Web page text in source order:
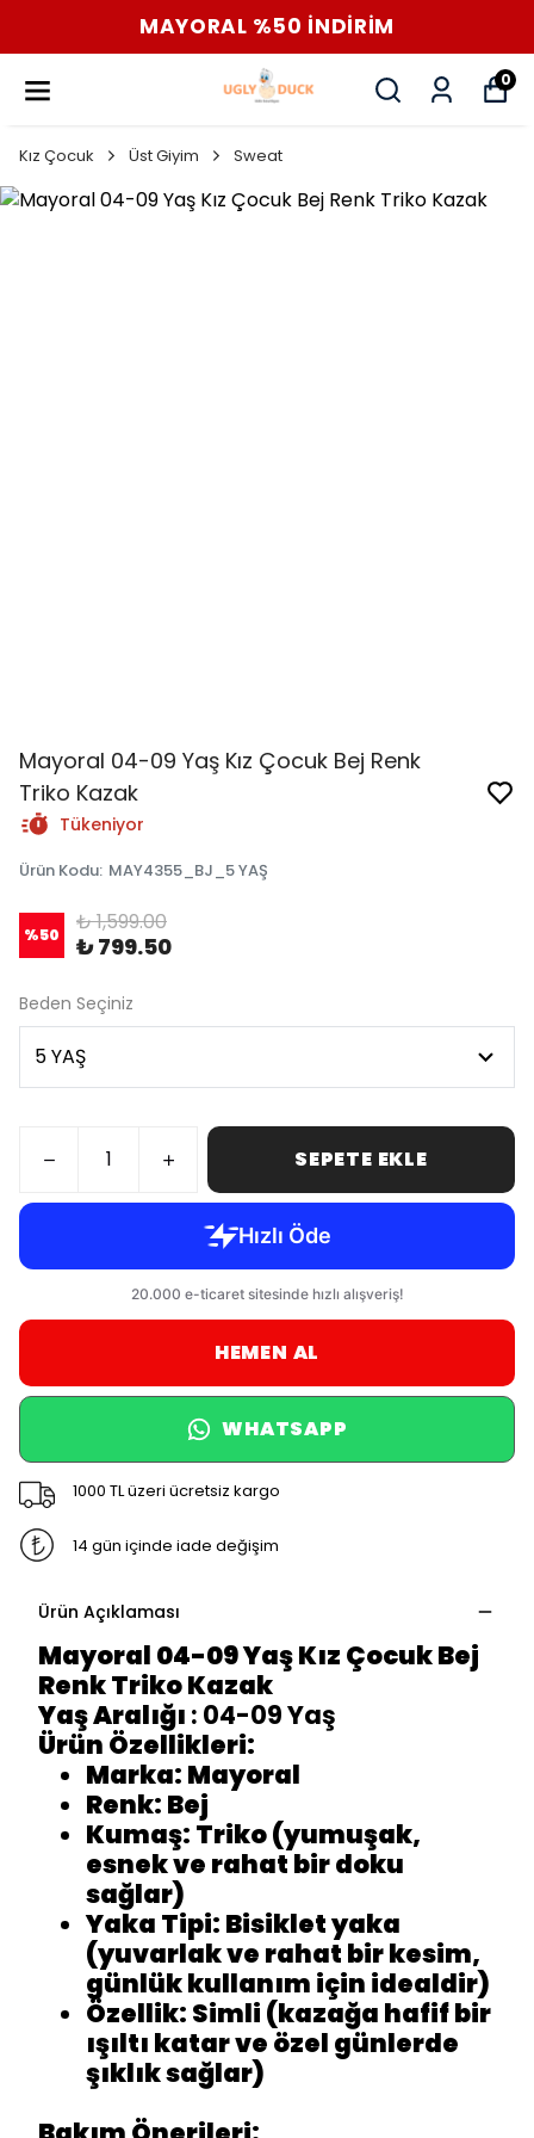
MAYORAL %50 İNDİRİM
0
Kız Çocuk Üst Giyim Sweat
Mayoral 04-09 Yaş Kız Çocuk Bej Renk
Triko Kazak
Tükeniyor
Ürün Kodu: MAY4355_BJ_5 YAŞ
%50 ₺ 1,599.00
₺ 799.50
Beden Seçiniz
SEPETE EKLE
HEMEN AL
WHATSAPP
1000 TL üzeri ücretsiz kargo
14 gün içinde iade değişim
Ürün Açıklaması
Mayoral 04-09 Yaş Kız Çocuk Bej
Renk Triko Kazak
Yaş Aralığı : 04-09 Yaş
Ürün Özellikleri:
Marka: Mayoral
Renk: Bej
Kumaş: Triko (yumuşak,
esnek ve rahat bir doku
sağlar)
Yaka Tipi: Bisiklet yaka
(yuvarlak ve rahat bir kesim,
günlük kullanım için idealdir)
Özellik: Simli (kazağa hafif bir
ışıltı katar ve özel günlerde
şıklık sağlar)